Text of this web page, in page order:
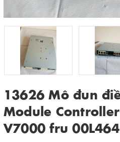
13626 Mô đun
Module
V7000 fru